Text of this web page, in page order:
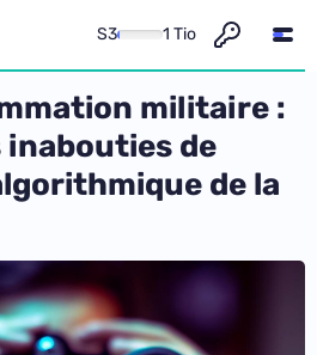
S3 1 Tio
militaire :
inabouties de
de la